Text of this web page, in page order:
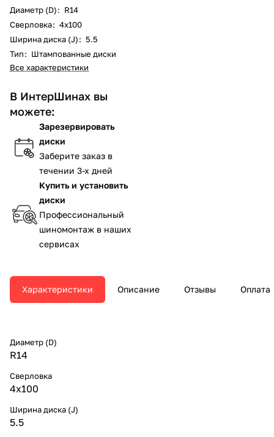
Диаметр (D): R14
Сверловка: 4х100
Ширина диска (J): 5.5
Тип: Штампованные диски
Все характеристики
В ИнтерШинах вы
можете:
Зарезервировать
диски
Заберите заказ в
течении 3-х дней
Купить и установить
диски
Профессиональный
шиномонтаж в наших
сервисах
Характеристики Описание Отзывы Оплата
Диаметр (D)
R14
Сверловка
4х100
Ширина диска (J)
5.5